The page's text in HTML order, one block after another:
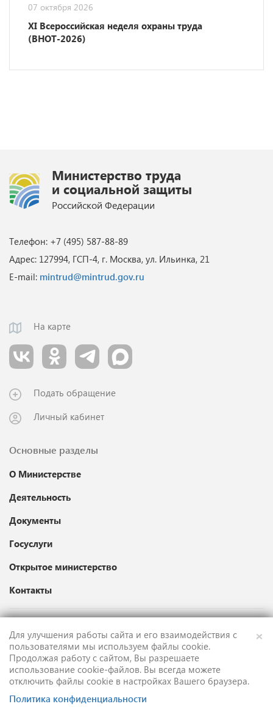
07 октября 2026
XI Всероссийская неделя охраны труда
(ВНОТ-2026)
×
Для улучшения работы сайта и его взаимодействия с
пользователями мы используем файлы cookie.
Продолжая работу с сайтом, Вы разрешаете
использование cookie-файлов. Вы всегда можете
отключить файлы cookie в настройках Вашего браузера.
Политика конфиденциальности
Министерство труда
и социальной защиты
Российской Федерации
Телефон: +7 (495) 587-88-89
Адрес: 127994, ГСП-4, г. Москва, ул. Ильинка, 21
E-mail: mintrud@mintrud.gov.ru
На карте
Подать обращение
Личный кабинет
Основные разделы
О Министерстве
Деятельность
Документы
Госуслуги
Открытое министерство
Контакты
Карта сайта
Техническая поддержка
English version